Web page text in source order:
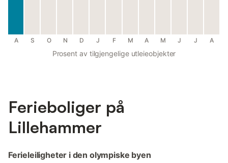
A S O N D J F M A M J J A
Prosent av tilgjengelige utleieobjekter
Ferieboliger på
Lillehammer
Ferieleiligheter i den olympiske byen